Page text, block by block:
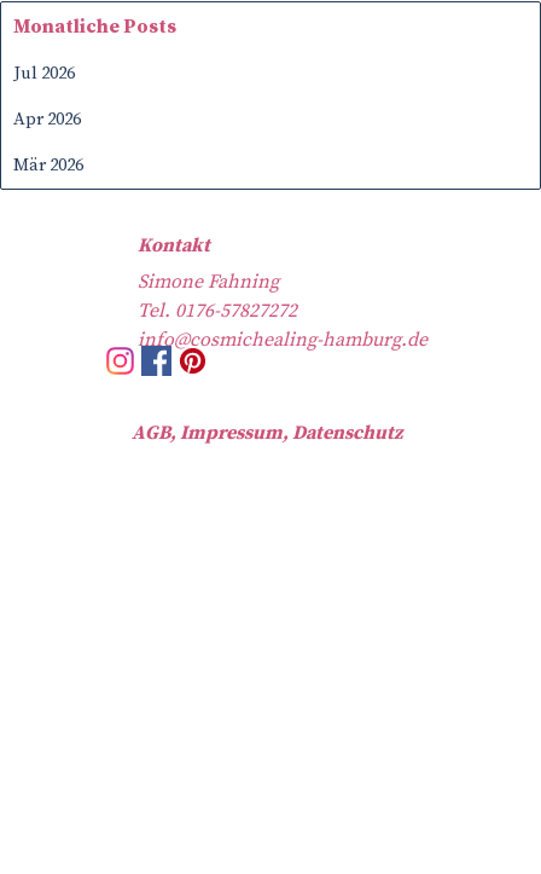
Block überspringen Monatliche Posts
Monatliche Posts
Jul 2026
Apr 2026
Mär 2026
Kontakt
Simone Fahning
Tel. 0176-57827272
info@cosmichealing-hamburg.de
AGB, Impressum, Datenschutz